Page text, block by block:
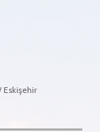
Eskişehir